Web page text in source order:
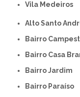
Vila Medeiros
Alto Santo
Bairro
Bairro Casa
Bairro Jardim
Bairro Paraíso